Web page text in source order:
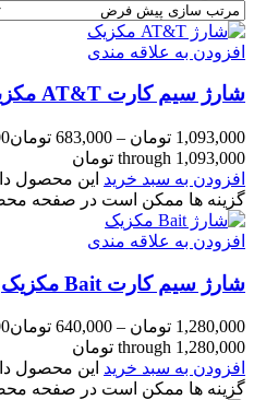
افزودن به علاقه مندی
شارژ سیم کارت AT&T مکزیک
1,093,000 تومان –
683,000 تومان
through 1,093,000 تومان
افزودن به سبد خرید این محصول
گزینه ها ممکن است در صفحه
افزودن به علاقه مندی
شارژ سیم کارت Bait مکزیک
1,280,000 تومان –
640,000 تومان
through 1,280,000 تومان
افزودن به سبد خرید این محصول
گزینه ها ممکن است در صفحه